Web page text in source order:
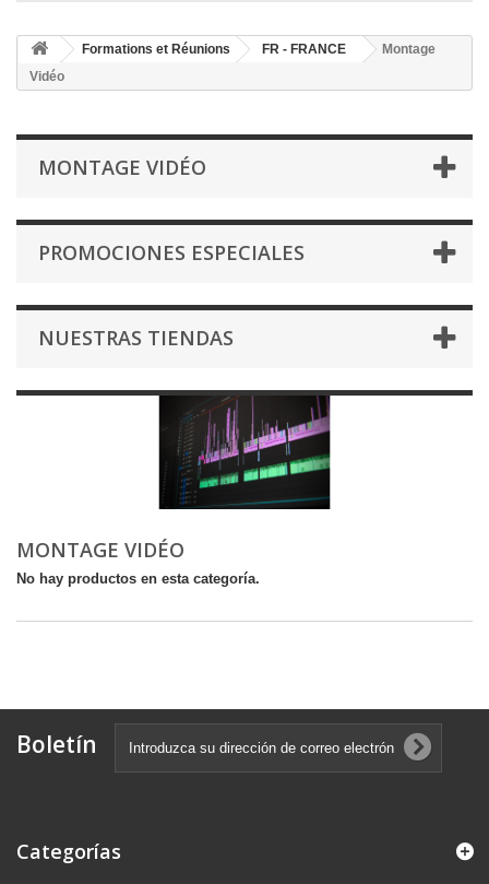
Formations et Réunions FR - FRANCE
Montage
Vidéo
MONTAGE VIDÉO
PROMOCIONES ESPECIALES
NUESTRAS TIENDAS
MONTAGE VIDÉO
No hay productos en esta categoría.
Boletín
Categorías